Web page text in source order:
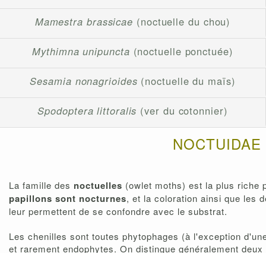
Mamestra brassicae (noctuelle du chou)
Mythimna unipuncta (noctuelle ponctuée)
Sesamia nonagrioides (noctuelle du maïs)
Spodoptera littoralis (ver du cotonnier)
NOCTUIDAE
La famille des noctuelles (owlet moths) est la plus riche
papillons sont nocturnes, et la coloration ainsi que les
leur permettent de se confondre avec le substrat.
Les chenilles sont toutes phytophages (à l'exception
et rarement endophytes. On distingue généralement